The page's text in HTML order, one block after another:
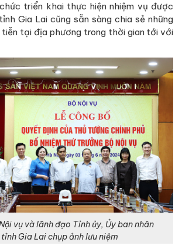
triển khai thực hiện nhiệm vụ được
Gia Lai cũng sẵn sàng chia sẻ những
tiễn tại địa phương trong thời gian tới với
vụ và lãnh đạo Tỉnh ủy, Ủy ban nhân
Gia Lai chụp ảnh lưu niệm